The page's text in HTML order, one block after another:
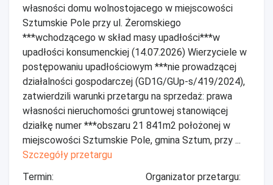
własności domu wolnostojacego w miejscowości
Sztumskie Pole przy ul. Żeromskiego
***wchodzącego w skład masy upadłości***w
upadłości konsumenckiej (14.07.2026) Wierzyciele w
postępowaniu upadłościowym ***nie prowadzącej
działalności gospodarczej (GD1G/GUp-s/419/2024),
zatwierdzili warunki przetargu na sprzedaż: prawa
własności nieruchomości gruntowej stanowiącej
działkę numer ***obszaru 21 841m2 położonej w
miejscowości Sztumskie Pole, gmina Sztum, przy ...
Szczegóły przetargu
Termin:
Organizator przetargu: